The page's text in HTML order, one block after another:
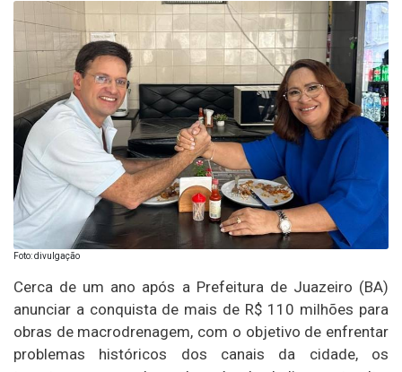
Foto: divulgação
Cerca de um ano após a Prefeitura de Juazeiro (BA)
anunciar a conquista de mais de R$ 110 milhões para
obras de macrodrenagem, com o objetivo de enfrentar
problemas históricos dos canais da cidade, os